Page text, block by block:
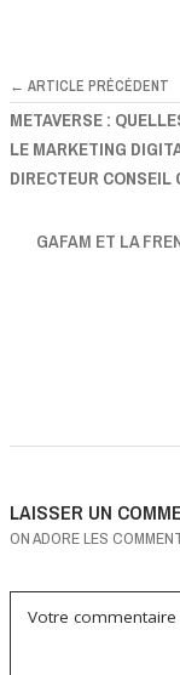
← ARTICLE PRÉCÉDENT
METAVERSE :
LE MARKETING
DIRECTEUR
GAFAM ET LA
LAISSER UN
ON ADORE LES
Votre commentaire